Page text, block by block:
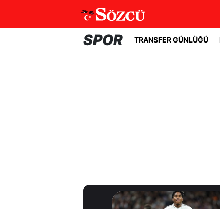
SPOR TRANSFER GÜNLÜĞÜ